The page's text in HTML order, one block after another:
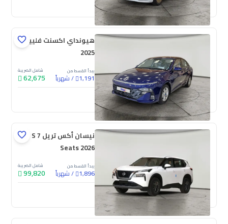
هيونداي اكسنت فلييت
2025
يبدأ القسط من
1,191
/شهرياً
شامل الضريبة
62,675
جديدة
نيسان أكس تريل S 7
Seats 2026
يبدأ القسط من
1,896
/شهرياً
شامل الضريبة
99,820
جديدة